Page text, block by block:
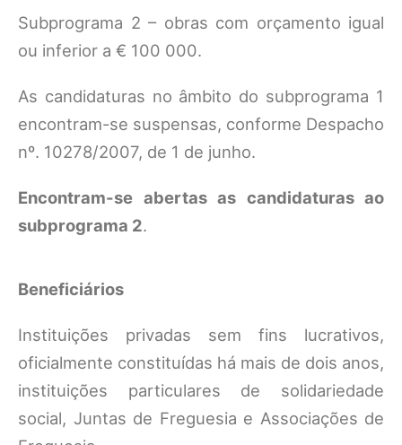
Subprograma 2 – obras com orçamento igual
ou inferior a € 100 000.
As candidaturas no âmbito do subprograma 1
encontram-se suspensas, conforme Despacho
nº. 10278/2007, de 1 de junho.
Encontram-se abertas as candidaturas ao
subprograma 2.
Beneficiários
Instituições privadas sem fins lucrativos,
oficialmente constituídas há mais de dois anos,
instituições particulares de solidariedade
social, Juntas de Freguesia e Associações de